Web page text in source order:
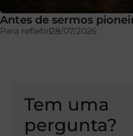
Antes de sermos
Para refletir28/07/2026
Tem uma
pergunta?